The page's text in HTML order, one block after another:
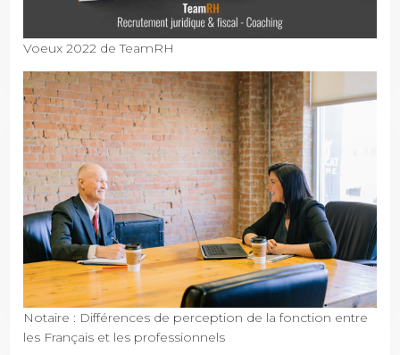
Voeux 2022 de TeamRH
Notaire : Différences de perception de la fonction entre
les Français et les professionnels